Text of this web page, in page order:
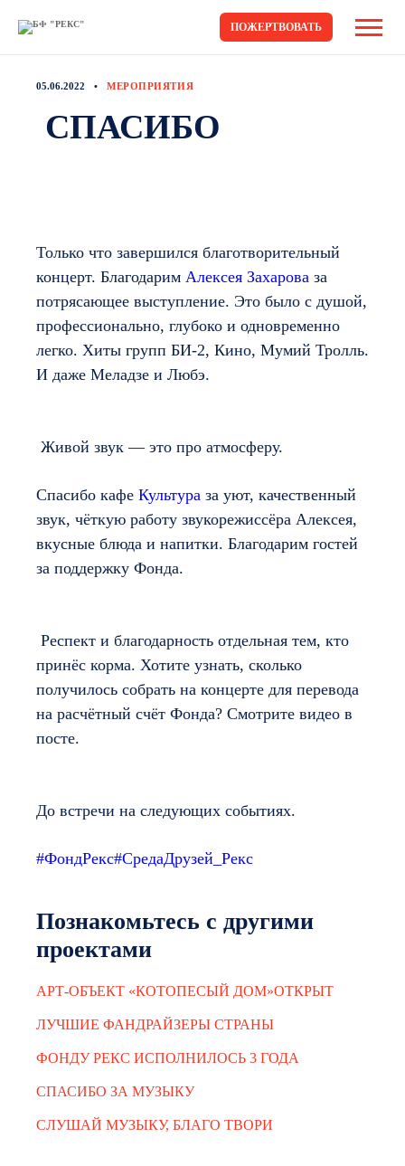
ПОЖЕРТВОВАТЬ
05.06.2022 МЕРОПРИЯТИЯ
СПАСИБО
Только что завершился благотворительный
концерт. Благодарим Алексея Захарова за
потрясающее выступление. Это было с душой,
профессионально, глубоко и одновременно
легко. Хиты групп БИ-2, Кино, Мумий Тролль.
И даже Меладзе и Любэ.
Живой звук — это про атмосферу.
Спасибо кафе Культура за уют, качественный
звук, чёткую работу звукорежиссёра Алексея,
вкусные блюда и напитки. Благодарим гостей
за поддержку Фонда.
Респект и благодарность отдельная тем, кто
принёс корма. Хотите узнать, сколько
получилось собрать на концерте для перевода
на расчётный счёт Фонда? Смотрите видео в
посте.
До встречи на следующих событиях.
#ФондРекс#СредаДрузей_Рекс
Познакомьтесь с другими
проектами
АРТ-ОБЪЕКТ «КОТОПЕСЫЙ ДОМ»ОТКРЫТ
ЛУЧШИЕ ФАНДРАЙЗЕРЫ СТРАНЫ
ФОНДУ РЕКС ИСПОЛНИЛОСЬ 3 ГОДА
СПАСИБО ЗА МУЗЫКУ
СЛУШАЙ МУЗЫКУ, БЛАГО ТВОРИ